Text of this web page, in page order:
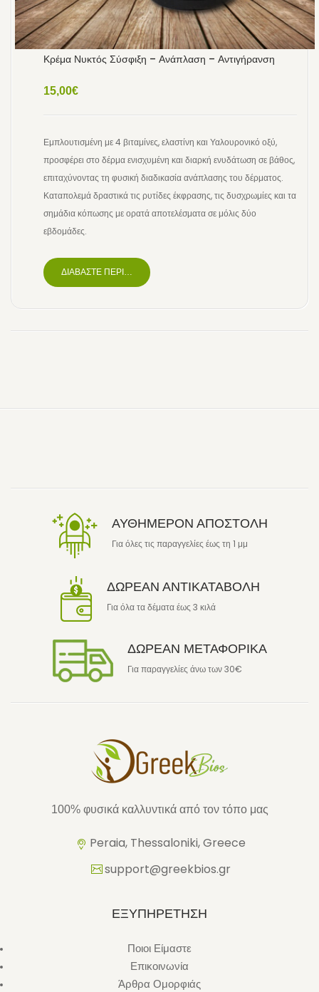
Κρέμα Νυκτός Σύσφιξη – Ανάπλαση – Αντιγήρανση
15,00€
Εμπλουτισμένη με 4 βιταμίνες, ελαστίνη και Υαλουρονικό οξύ,
προσφέρει στο δέρμα ενισχυμένη και διαρκή ενυδάτωση σε βάθος,
επιταχύνοντας τη φυσική διαδικασία ανάπλασης του δέρματος.
Καταπολεμά δραστικά τις ρυτίδες έκφρασης, τις δυσχρωμίες και τα
σημάδια κόπωσης με ορατά αποτελέσματα σε μόλις δύο
εβδομάδες.
ΔΙΑΒΆΣΤΕ ΠΕΡΙΣΣΌΤΕΡΑ
ΑΥΘΗΜΕΡΟΝ ΑΠΟΣΤΟΛΗ
Για όλες τις παραγγελίες έως τη 1 μμ
ΔΩΡΕΑΝ ΑΝΤΙΚΑΤΑΒΟΛΗ
Για όλα τα δέματα έως 3 κιλά
ΔΩΡΕΑΝ ΜΕΤΑΦΟΡΙΚΑ
Για παραγγελίες άνω των 30€
100% φυσικά καλλυντικά από τον τόπο μας
Peraia, Thessaloniki, Greece
support@greekbios.gr
ΕΞΥΠΗΡΕΤΗΣΗ
Ποιοι Είμαστε
Επικοινωνία
Άρθρα Ομορφιάς